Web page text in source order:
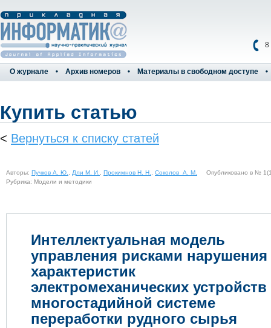
8
О журнале Архив номеров Материалы в свободном доступе
Купить статью
< Вернуться к списку статей
Авторы: Пучков А. Ю. Дли М. И. Прокимнов Н. Н. Соколов А. М.
Опубликовано в №
Рубрика: Модели и методики
Интеллектуальная модель
управления рисками нарушения
характеристик
электромеханических устройств
многостадийной системе
переработки рудного сырья